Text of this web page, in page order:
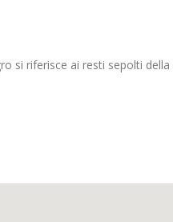
si riferisce ai resti sepolti